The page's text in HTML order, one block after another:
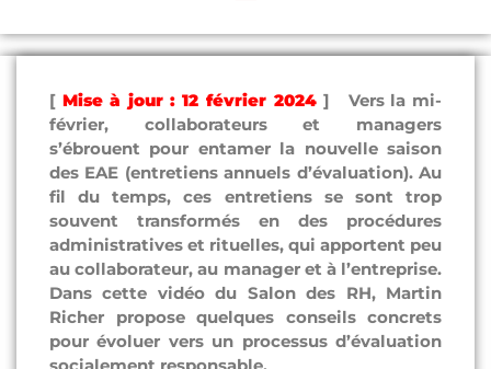
[ Mise à jour : 12 février 2024 ] Vers la mi-
février, collaborateurs et managers
s’ébrouent pour entamer la nouvelle saison
des EAE (entretiens annuels d’évaluation). Au
fil du temps, ces entretiens se sont trop
souvent transformés en des procédures
administratives et rituelles, qui apportent peu
au collaborateur, au manager et à l’entreprise.
Dans cette vidéo du Salon des RH, Martin
Richer propose quelques conseils concrets
pour évoluer vers un processus d’évaluation
socialement responsable.